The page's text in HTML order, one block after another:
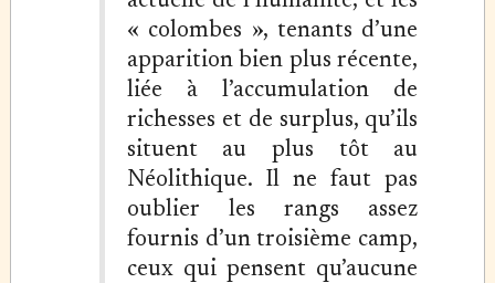
« colombes », tenants d’une
apparition bien plus récente,
liée à l’accumulation de
richesses et de surplus, qu’ils
situent au plus tôt au
Néolithique. Il ne faut pas
oublier les rangs assez
fournis d’un troisième camp,
ceux qui pensent qu’aucune